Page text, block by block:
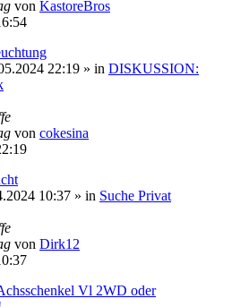
von KastoreBros
22:19 » in DISKUSSION:
von cokesina
10:37 » in Suche Privat
von Dirk12
Vl 2WD oder